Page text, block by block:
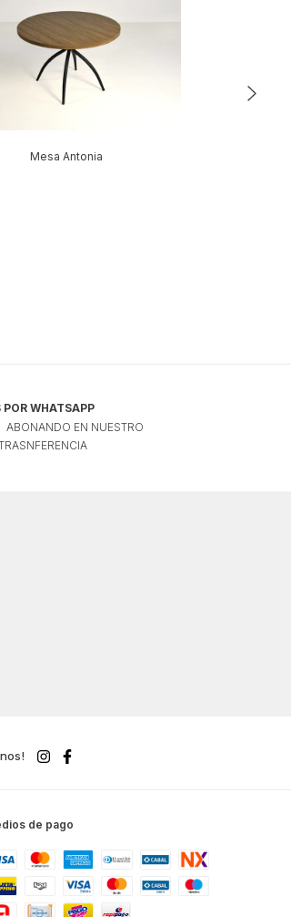
Mesa Antonia
WHATSAPP
ABONANDO EN NUESTRO
de pago